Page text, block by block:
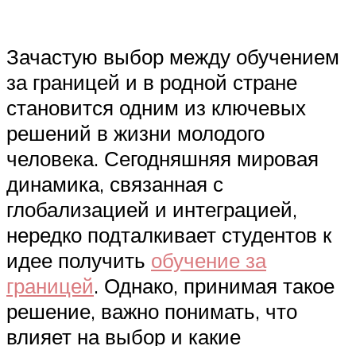
Зачастую выбор между обучением
за границей и в родной стране
становится одним из ключевых
решений в жизни молодого
человека. Сегодняшняя мировая
динамика, связанная с
глобализацией и интеграцией,
нередко подталкивает студентов к
идее получить обучение за
границей. Однако, принимая такое
решение, важно понимать, что
влияет на выбор и какие